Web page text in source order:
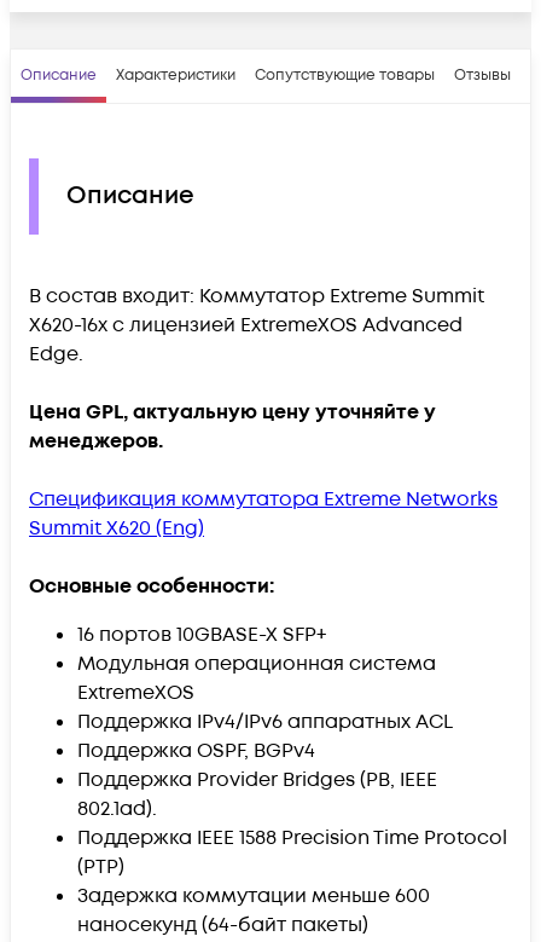
Описание Характеристики Сопутствующие товары Отзывы
Описание
В состав входит: Коммутатор Extreme Summit
X620-16x с лицензией ExtremeXOS Advanced
Edge.
Цена GPL, актуальную цену уточняйте у
менеджеров.
Спецификация коммутатора Extreme Networks
Summit X620 (Eng)
Основные особенности:
16 портов 10GBASE-X SFP+
Модульная операционная система
ExtremeXOS
Поддержка IPv4/IPv6 аппаратных ACL
Поддержка OSPF, BGPv4
Поддержка Provider Bridges (PB, IEEE
802.1ad).
Поддержка IEEE 1588 Precision Time Protocol
(PTP)
Задержка коммутации меньше 600
наносекунд (64-байт пакеты)